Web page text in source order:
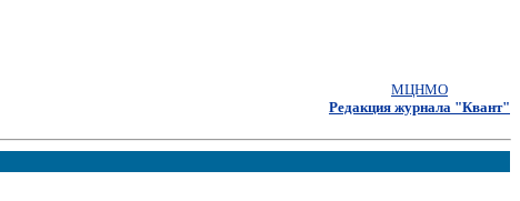
МЦНМО
Редакция журнала "Квант"